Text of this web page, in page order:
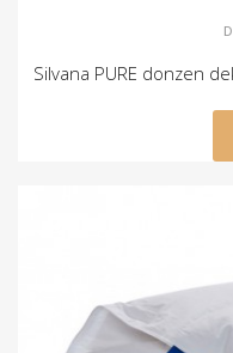
Silvana PURE donzen